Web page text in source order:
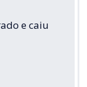
e caiu